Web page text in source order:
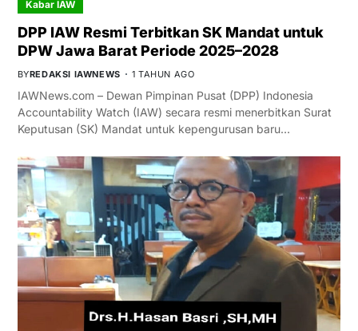
Kabar IAW
DPP IAW Resmi Terbitkan SK Mandat untuk
DPW Jawa Barat Periode 2025–2028
BYREDAKSI IAWNEWS 1 TAHUN AGO
IAWNews.com – Dewan Pimpinan Pusat (DPP) Indonesia
Accountability Watch (IAW) secara resmi menerbitkan Surat
Keputusan (SK) Mandat untuk kepengurusan baru…